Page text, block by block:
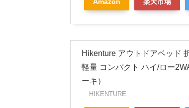
Amazon 楽天市場
Hikenture アウトドアベッド
軽量 コンパクト ハイ/ロー
ーキ）
HIKENTURE